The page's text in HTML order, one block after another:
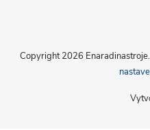
Copyright 2026 Enaradinastroje